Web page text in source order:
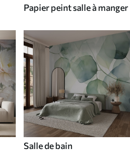
Papier peint salle à manger
Salle de bain